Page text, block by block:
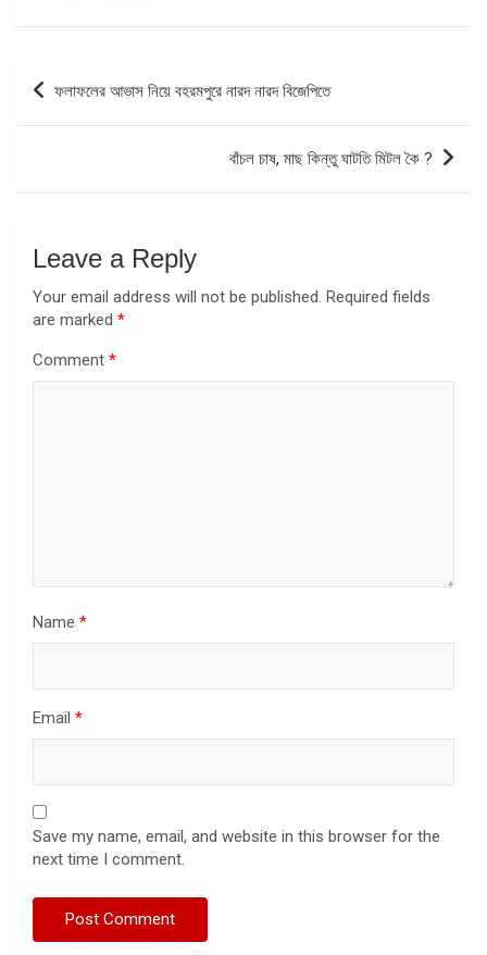
Post
ফলাফলের আভাস নিয়ে বহরমপুরে নারদ নারদ বিজেপিতে
বাঁচল চাষ, মাছ কিন্তু ঘাটতি মিটল কৈ ?
Leave a Reply
Your email address will not be published. Required fields
are marked *
Comment *
Name *
Email *
Save my name, email, and website in this browser for the
next time I comment.